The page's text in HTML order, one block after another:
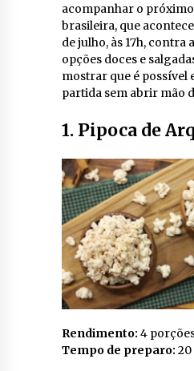
acompanhar o
brasileira, que
de julho, às 17h, contra
opções doces e
mostrar que é possível
partida sem abrir mão
1. Pipoca de
Rendimento: 4
Tempo de preparo: